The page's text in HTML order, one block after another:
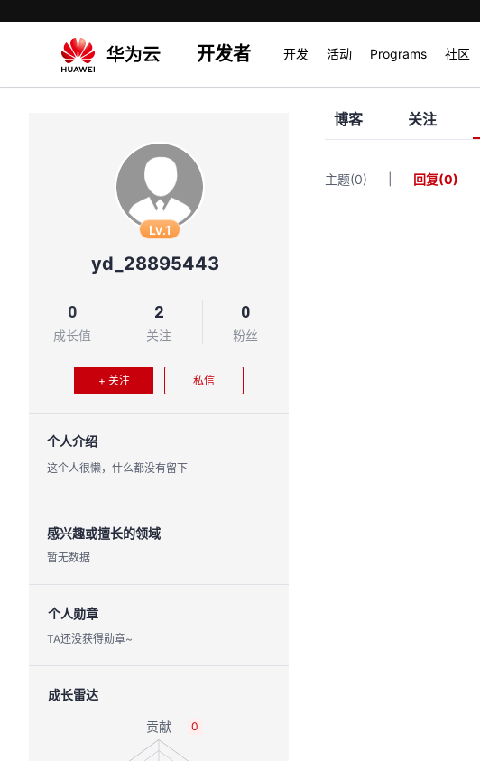
开发者 开发 活动 Programs 社区
Lv.1
yd_28895443
0
成长值
2
关注
0
粉丝
+ 关注 私信
个人介绍
这个人很懒，什么都没有留下
感兴趣或擅长的领域
暂无数据
个人勋章
TA还没获得勋章~
成长雷达
0
博客 关注
主题(0) 回复(0)